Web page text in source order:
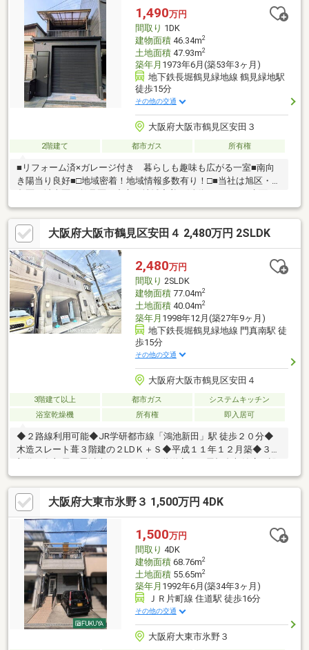
不動産購入についてわからないことがあればなんなりとご質問く
ださい。ひとつひとつ丁寧にご説明させていただきます。ご案内
希望のお客様はお気軽にお問合せ下さい♪
1,490万円
間取り 1DK
建物面積46.34m2
土地面積47.93m2
築年月 1973年6月(築53年3ヶ月)
地下鉄長堀鶴見緑地線 鶴見緑地駅
徒歩15分
その他の交通
大阪府大阪市鶴見区安田３
2階建て 都市ガス 所有権
■リフォーム済×ガレージ付き 暮らしも趣味も広がる一室■南向
き陽当り良好■□地域密着！地域情報多数有り！□■当社は旭区・都
の情報に自信があります。詳しくは武和不動産販売まで！！☆お
電話でのお問い合わせがスムーズです！ ご希望の物件名と物件
価格をお伝えください。■□住宅ローンは当社にお任せくださ
い！！□■『頭金0円で購入したい・・』『リフォーム費用もロー
ンを組みたい・・』『既に借り入れがある・・』『月々の支払い
が不安・・』『自営業だけどローンは組めるの？』等お客様に合
ったお借入れプランをご提案致しますの
大阪府大阪市鶴見区安田４ 2,480万円 2SLDK
2,480万円
間取り 2SLDK
建物面積77.04m2
土地面積40.04m2
築年月 1998年12月(築27年9ヶ月)
地下鉄長堀鶴見緑地線 門真南駅 徒
歩15分
その他の交通
大阪府大阪市鶴見区安田４
3階建て以上 都市ガス
システムキッチン
浴室乾燥機
所有権 即入居可
◆２路線利用可能◆JR学研都市線「鴻池新田」駅 徒歩２０分◆
木造スレート葺３階建の２LDＫ＋Ｓ◆平成１１年１２月築◆３階
部分は各部屋６畳以上あります◆３階洋室には屋根裏収納庫を設
置◆洗面室・浴室・トイレには窓があり、換気がしやすい設計で
す◆周辺には商業施設が充実しています◆２０２６年７月中旬リ
フォーム完成・全室クロス張替え・フローリング張替え（洗面
室・トイレ除く）・CF張替え（洗面室・トイレ）キッチン新調
（食洗機設置）・ユニットバス新調・洗面化粧台新調・給湯器取
替え・トイレ新調・建具取替え・窓取替え・屋根やり替え・防水
のやり替え
大阪府大東市氷野３ 1,500万円 4DK
1,500万円
間取り 4DK
建物面積68.76m2
土地面積55.65m2
築年月 1992年6月(築34年3ヶ月)
ＪＲ片町線 住道駅 徒歩16分
その他の交通
大阪府大東市氷野３